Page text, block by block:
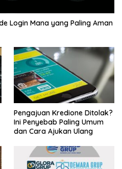
Login Mana yang Paling Aman
Pengajuan Kredione Ditolak?
Ini Penyebab Paling Umum
dan Cara Ajukan Ulang